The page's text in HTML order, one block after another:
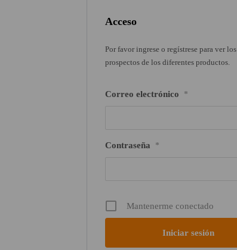
Acceso
Por favor ingrese o regístrese para ver los
prospectos de los diferentes productos.
Correo electrónico *
Contraseña *
Mantenerme conectado